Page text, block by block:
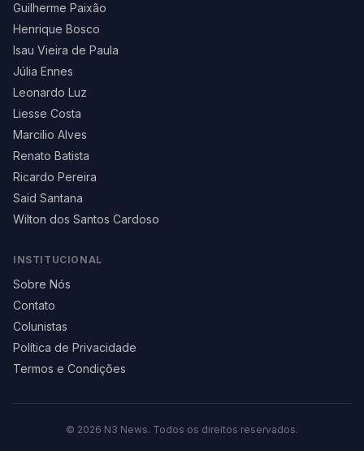
Guilherme Paixão
Henrique Bosco
Isau Vieira de Paula
Júlia Ennes
Leonardo Luz
Liesse Costa
Marcilio Alves
Renato Batista
Ricardo Pereira
Said Santana
Wilton dos Santos Cardoso
INSTITUCIONAL
Sobre Nós
Contato
Colunistas
Política de Privacidade
Termos e Condições
© 2026 N3 News. Todos os direitos reservados.